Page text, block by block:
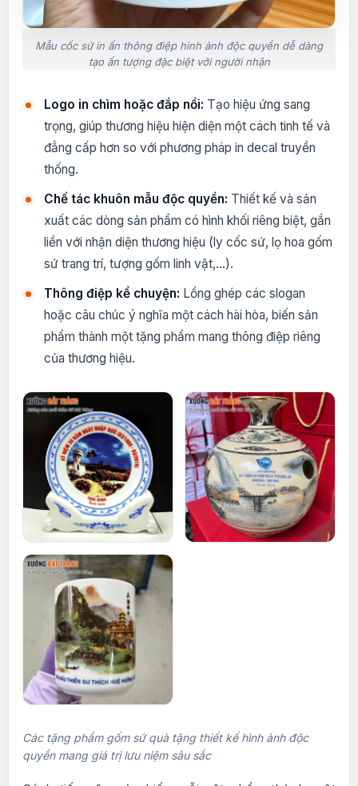
Mẫu cốc sứ in ấn thông điệp hình ảnh độc quyền dễ dàng
tạo ấn tượng đặc biệt với người nhận
Logo in chìm hoặc đắp nổi: Tạo hiệu ứng sang
trọng, giúp thương hiệu hiện diện một cách tinh tế và
đẳng cấp hơn so với phương pháp in decal truyền
thống.
Chế tác khuôn mẫu độc quyền: Thiết kế và sản
xuất các dòng sản phẩm có hình khối riêng biệt, gắn
liền với nhận diện thương hiệu (ly cốc sứ, lọ hoa gốm
sứ trang trí, tượng gốm linh vật,…).
Thông điệp kể chuyện: Lồng ghép các slogan
hoặc câu chúc ý nghĩa một cách hài hòa, biến sản
phẩm thành một tặng phẩm mang thông điệp riêng
của thương hiệu.
Các tặng phẩm gốm sứ quà tặng thiết kế hình ảnh độc
quyền mang giá trị lưu niệm sâu sắc